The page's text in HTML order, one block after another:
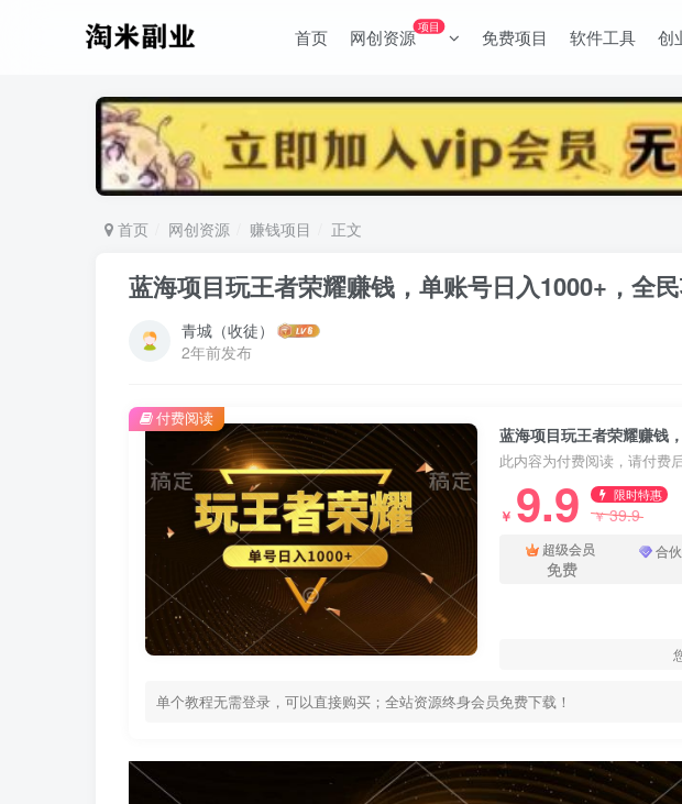
首页 网创资源项目 免费项目 软件工具 创
首页 网创资源 赚钱项目 正文
蓝海项目玩王者荣耀赚钱，单账号日入1000+，全
青城（收徒）
2年前发布
蓝海项目玩王者荣耀赚钱
此内容为付费阅读，请付费
￥ 9.9 限时特惠
￥39.9
超级会员
免费
合
单个教程无需登录，可以直接购买；全站资源终身会员免费下载！
付费阅读